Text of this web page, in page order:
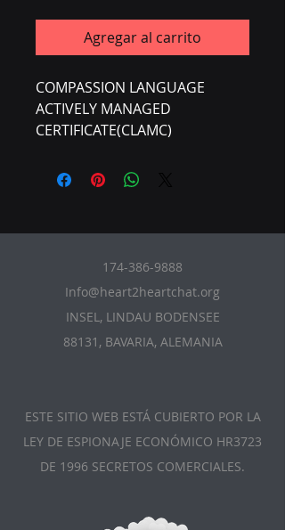
Agregar al carrito
COMPASSION LANGUAGE
ACTIVELY MANAGED
CERTIFICATE(CLAMC)
174-386-9888
Info@heart2heartchat.org
INSEL, LINDAU BODENSEE
88131, BAVARIA, ALEMANIA
ESTE SITIO WEB ESTÁ CUBIERTO POR LA
LEY DE ESPIONAJE ECONÓMICO HR3723
DE 1996 SECRETOS COMERCIALES.